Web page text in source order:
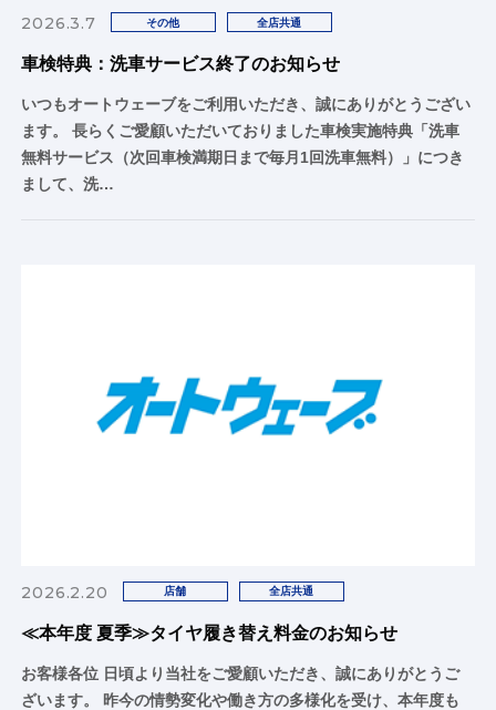
2026.3.7 その他 全店共通
車検特典：洗車サービス終了のお知らせ
いつもオートウェーブをご利用いただき、誠にありがとうござい
ます。 長らくご愛顧いただいておりました車検実施特典「洗車
無料サービス（次回車検満期日まで毎月1回洗車無料）」につき
まして、洗…
2026.2.20 店舗 全店共通
≪本年度 夏季≫タイヤ履き替え料金のお知らせ
お客様各位 日頃より当社をご愛顧いただき、誠にありがとうご
ざいます。 昨今の情勢変化や働き方の多様化を受け、本年度も